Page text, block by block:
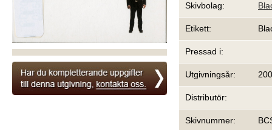
Skivbolag:
Etikett:
Pressad i:
Utgivningsår:
Distributör:
Skivnummer: